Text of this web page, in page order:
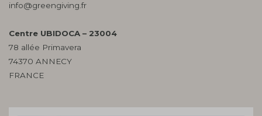
info@greengiving.fr
Centre UBIDOCA – 23004
78 allée Primavera
74370 ANNECY
FRANCE